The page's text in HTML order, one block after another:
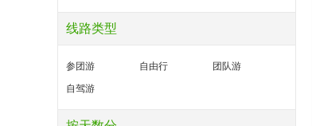
线路类型
参团游 自由行
团队游
自驾游